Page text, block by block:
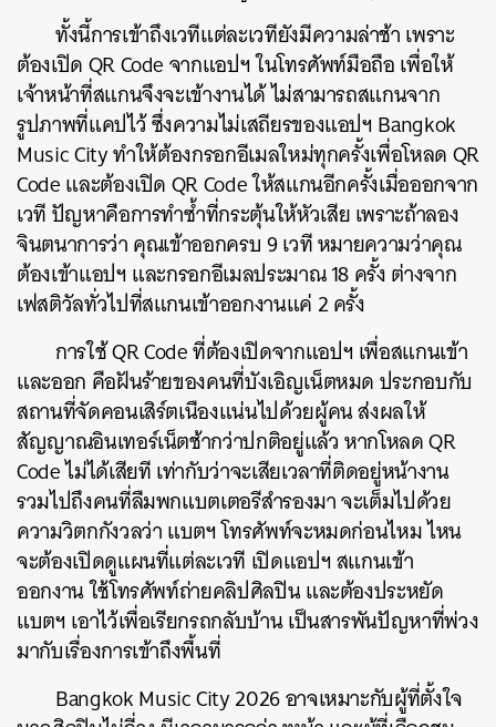
ทั้งนี้การเข้าถึงเวทีแต่ละเวทียังมีความล่าช้า เพราะ
ต้องเปิด QR Code จากแอปฯ ในโทรศัพท์มือถือ เพื่อให้
เจ้าหน้าที่สแกนจึงจะเข้างานได้ ไม่สามารถสแกนจาก
รูปภาพที่แคปไว้ ซึ่งความไม่เสถียรของแอปฯ Bangkok
Music City ทำให้ต้องกรอกอีเมลใหม่ทุกครั้งเพื่อโหลด QR
Code และต้องเปิด QR Code ให้สแกนอีกครั้งเมื่อออกจาก
เวที ปัญหาคือการทำซ้ำที่กระตุ้นให้หัวเสีย เพราะถ้าลอง
จินตนาการว่า คุณเข้าออกครบ 9 เวที หมายความว่าคุณ
ต้องเข้าแอปฯ และกรอกอีเมลประมาณ 18 ครั้ง ต่างจาก
เฟสติวัลทั่วไปที่สแกนเข้าออกงานแค่ 2 ครั้ง
การใช้ QR Code ที่ต้องเปิดจากแอปฯ เพื่อสแกนเข้า
และออก คือฝันร้ายของคนที่บังเอิญเน็ตหมด ประกอบกับ
สถานที่จัดคอนเสิร์ตเนืองแน่นไปด้วยผู้คน ส่งผลให้
สัญญาณอินเทอร์เน็ตช้ากว่าปกติอยู่แล้ว หากโหลด QR
Code ไม่ได้เสียที เท่ากับว่าจะเสียเวลาที่ติดอยู่หน้างาน
รวมไปถึงคนที่ลืมพกแบตเตอรีสำรองมา จะเต็มไปด้วย
ความวิตกกังวลว่า แบตฯ โทรศัพท์จะหมดก่อนไหม ไหน
จะต้องเปิดดูแผนที่แต่ละเวที เปิดแอปฯ สแกนเข้า
ออกงาน ใช้โทรศัพท์ถ่ายคลิปศิลปิน และต้องประหยัด
แบตฯ เอาไว้เพื่อเรียกรถกลับบ้าน เป็นสารพันปัญหาที่พ่วง
มากับเรื่องการเข้าถึงพื้นที่
Bangkok Music City 2026 อาจเหมาะกับผู้ที่ตั้งใจ
ค้นหา
SHARE TWEET LINE EMAIL